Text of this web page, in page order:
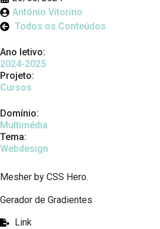
António Vitorino
Todos os Conteúdos
Ano letivo:
2024-2025
Projeto:
Cursos
Domínio:
Multimédia
Tema:
Webdesign
Mesher by CSS Hero.
Gerador de Gradientes
Link